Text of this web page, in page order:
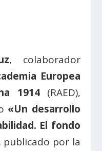
, colaborador
Europea
1914(RAED),
«Un desarrollo
El fondo
publicado por la